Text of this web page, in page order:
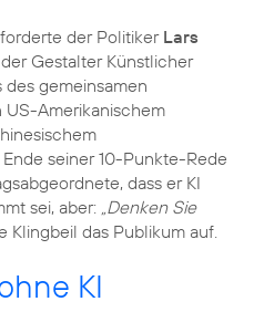
der PolitikerLars
Gestalter Künstlicher
des gemeinsamen
US-Amerikanischem
seiner 10-Punkte-Rede
dass er KI
sei, aber: „Denken Sie
Klingbeil das Publikum auf.
KI